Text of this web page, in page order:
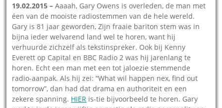
19.02.2015 – Aaaah, Gary Owens is overleden, de man met
éen van de mooiste radiostemmen van de hele wereld.
Gary is 81 jaar geworden, Zijn fraaie bariton stem was in
bijna ieder welvarend land wel te horen, want hij
verhuurde zichzelf als tekstinspreker. Ook bij Kenny
Everett op Capital en BBC Radio 2 was hij jarenlang te
horen. Echt een man met een tot jaloezie stemmende
radio-aanpak. Als hij zei: “What wil happen nex, find out
tomorrow”, dan had dat drama en authoriteit en een
zekere spanning. HIER is-tie bijvoorbeeld te horen. Gary